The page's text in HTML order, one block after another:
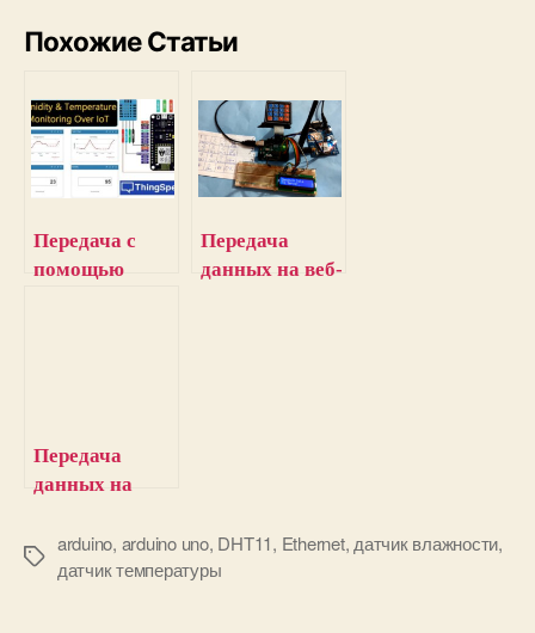
Похожие Статьи
Передача с
помощью
Передача
данных на веб-
Передача
данных на
помощью
Arduino,
М
arduino, arduino uno, DHT11, Ethernet, датчик влажности,
датчик температуры